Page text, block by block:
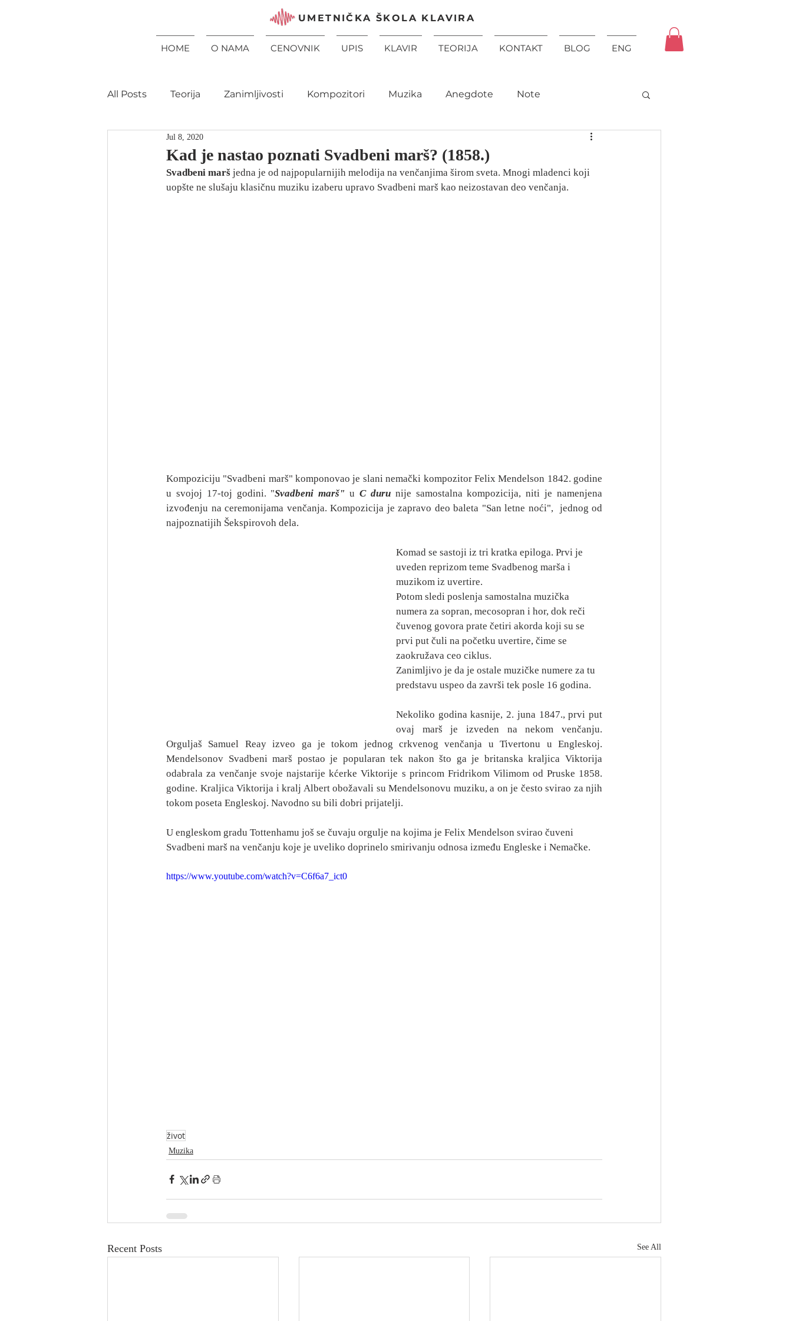
UMETNIČKA ŠKOLA KLAVIRA
HOME O NAMA CENOVNIK UPIS KLAVIR TEORIJA KONTAKT BLOG ENG
All Posts Teorija Zanimljivosti Kompozitori Muzika Anegdote Note
Kad je nastao poznati Svadbeni marš? (1858.)
Jul 8, 2020
Svadbeni marš jedna je od najpopularnijih melodija na venčanjima širom sveta. Mnogi mladenci koji
uopšte ne slušaju klasičnu muziku izaberu upravo Svadbeni marš kao neizostavan deo venčanja.
Kompoziciju "Svadbeni marš" komponovao je slani nemački kompozitor Felix Mendelson 1842. godine
u svojoj 17-toj godini. "Svadbeni marš" u C duru nije samostalna kompozicija, niti je namenjena
izvođenju na ceremonijama venčanja. Kompozicija je zapravo deo baleta "San letne noći",  jednog od
najpoznatijih Šekspirovoh dela.
Komad se sastoji iz tri kratka epiloga. Prvi je
uveden reprizom teme Svadbenog marša i
muzikom iz uvertire.
Potom sledi poslenja samostalna muzička
numera za sopran, mecosopran i hor, dok reči
čuvenog govora prate četiri akorda koji su se
prvi put čuli na početku uvertire, čime se
zaokružava ceo ciklus.
Zanimljivo je da je ostale muzičke numere za tu
predstavu uspeo da završi tek posle 16 godina.
Nekoliko godina kasnije, 2. juna 1847., prvi put
ovaj marš je izveden na nekom venčanju.
Orguljaš Samuel Reay izveo ga je tokom jednog crkvenog venčanja u Tivertonu u Engleskoj.
Mendelsonov Svadbeni marš postao je popularan tek nakon što ga je britanska kraljica Viktorija
odabrala za venčanje svoje najstarije kćerke Viktorije s princom Fridrikom Vilimom od Pruske 1858.
godine. Kraljica Viktorija i kralj Albert obožavali su Mendelsonovu muziku, a on je često svirao za njih
tokom poseta Engleskoj. Navodno su bili dobri prijatelji.
U engleskom gradu Tottenhamu još se čuvaju orgulje na kojima je Felix Mendelson svirao čuveni
Svadbeni marš na venčanju koje je uveliko doprinelo smirivanju odnosa između Engleske i Nemačke.
https://www.youtube.com/watch?v=C6f6a7_ict0
život
Muzika
Recent Posts See All